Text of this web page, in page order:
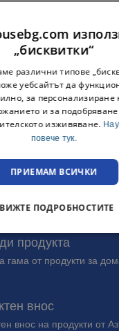
продукта
гама от продукти за
внос
внос на продукти от
„бисквитки“
различни типове
уебсайтът да
за персонализиране
и за
изживяване.
повече тук.
ПРИЕМАМ ВСИЧКИ
ВИЖТЕ ПОДРОБНОСТИТЕ